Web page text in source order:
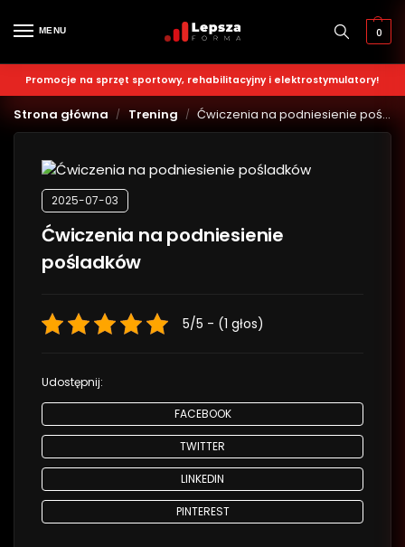
MENU 0
Promocje na sprzęt sportowy, rehabilitacyjny i elektrostymulatory!
Strona główna / Trening / Ćwiczenia na podniesienie pośladków
2025-07-03
Ćwiczenia na podniesienie
pośladków
5/5 - (1 głos)
Udostępnij:
FACEBOOK
TWITTER
LINKEDIN
PINTEREST